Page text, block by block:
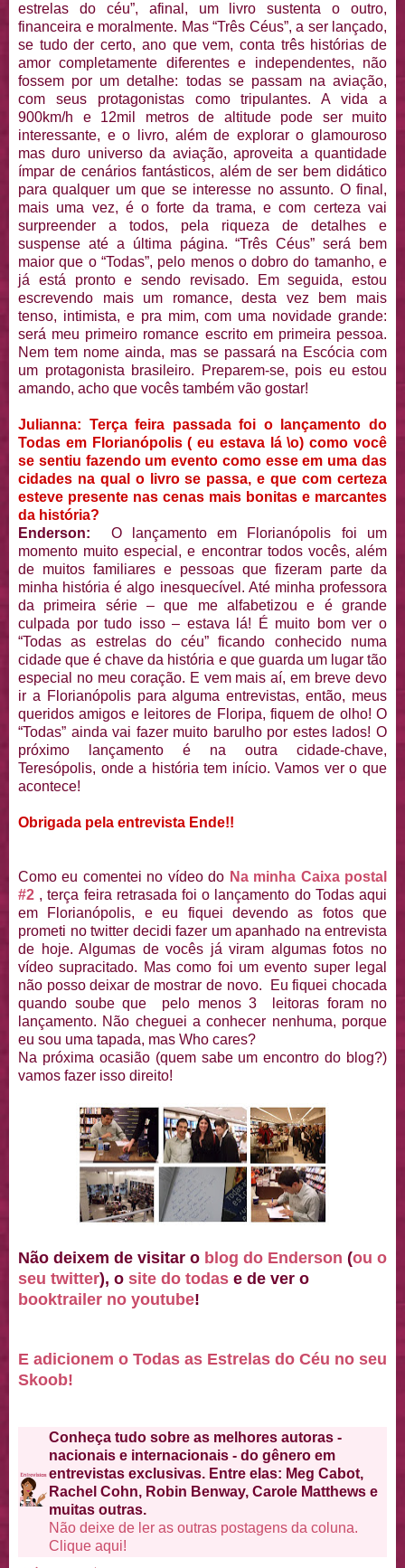
estrelas do céu”, afinal, um livro sustenta o outro,
financeira e moralmente. Mas “Três Céus”, a ser lançado,
se tudo der certo, ano que vem, conta três histórias de
amor completamente diferentes e independentes, não
fossem por um detalhe: todas se passam na aviação,
com seus protagonistas como tripulantes. A vida a
900km/h e 12mil metros de altitude pode ser muito
interessante, e o livro, além de explorar o glamouroso
mas duro universo da aviação, aproveita a quantidade
ímpar de cenários fantásticos, além de ser bem didático
para qualquer um que se interesse no assunto. O final,
mais uma vez, é o forte da trama, e com certeza vai
surpreender a todos, pela riqueza de detalhes e
suspense até a última página. “Três Céus” será bem
maior que o “Todas”, pelo menos o dobro do tamanho, e
já está pronto e sendo revisado. Em seguida, estou
escrevendo mais um romance, desta vez bem mais
tenso, intimista, e pra mim, com uma novidade grande:
será meu primeiro romance escrito em primeira pessoa.
Nem tem nome ainda, mas se passará na Escócia com
um protagonista brasileiro. Preparem-se, pois eu estou
amando, acho que vocês também vão gostar!
Julianna: Terça feira passada foi o lançamento do
Todas em Florianópolis ( eu estava lá \o) como você
se sentiu fazendo um evento como esse em uma das
cidades na qual o livro se passa, e que com certeza
esteve presente nas cenas mais bonitas e marcantes
da história?
Enderson: O lançamento em Florianópolis foi um
momento muito especial, e encontrar todos vocês, além
de muitos familiares e pessoas que fizeram parte da
minha história é algo inesquecível. Até minha professora
da primeira série – que me alfabetizou e é grande
culpada por tudo isso – estava lá! É muito bom ver o
“Todas as estrelas do céu” ficando conhecido numa
cidade que é chave da história e que guarda um lugar tão
especial no meu coração. E vem mais aí, em breve devo
ir a Florianópolis para alguma entrevistas, então, meus
queridos amigos e leitores de Floripa, fiquem de olho! O
“Todas” ainda vai fazer muito barulho por estes lados! O
próximo lançamento é na outra cidade-chave,
Teresópolis, onde a história tem início. Vamos ver o que
acontece!
Obrigada pela entrevista Ende!!
Como eu comentei no vídeo do Na minha Caixa postal
#2 , terça feira retrasada foi o lançamento do Todas aqui
em Florianópolis, e eu fiquei devendo as fotos que
prometi no twitter decidi fazer um apanhado na entrevista
de hoje. Algumas de vocês já viram algumas fotos no
vídeo supracitado. Mas como foi um evento super legal
não posso deixar de mostrar de novo. Eu fiquei chocada
quando soube que pelo menos 3 leitoras foram no
lançamento. Não cheguei a conhecer nenhuma, porque
eu sou uma tapada, mas Who cares?
Na próxima ocasião (quem sabe um encontro do blog?)
vamos fazer isso direito!
Não deixem de visitar o blog do Enderson (ou o
seu twitter), o site do todas e de ver o
booktrailer no youtube!
E adicionem o Todas as Estrelas do Céu no seu
Skoob!
Conheça tudo sobre as melhores autoras -
nacionais e internacionais - do gênero em
entrevistas exclusivas. Entre elas: Meg Cabot,
Rachel Cohn, Robin Benway, Carole Matthews e
muitas outras.
Não deixe de ler as outras postagens da coluna.
Clique aqui!